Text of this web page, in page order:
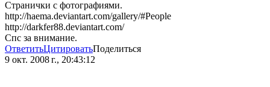
Странички с фотографиями.
http://haema.deviantart.com/gallery/#People
http://darkfer88.deviantart.com/
Спс за внимание.
ОтветитьЦитироватьПоделиться
9 окт. 2008 г., 20:43:12